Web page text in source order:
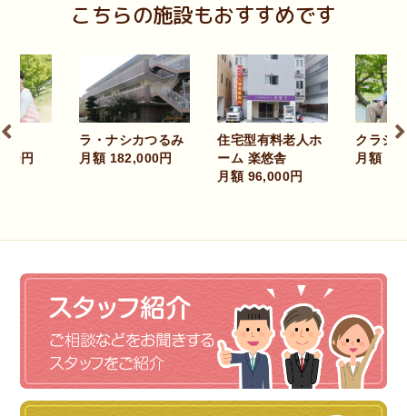
こちらの施設もおすすめです
シカつるみ
円
住宅型有料老人ホ
ーム 楽悠舎
クラシアス関目
月額 111,000円